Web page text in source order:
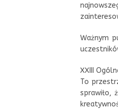
Ważnym
XXIII
To
sprawiło,